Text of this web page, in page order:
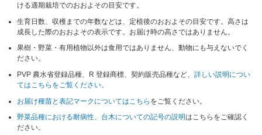
ける適期栽培でのおおよその目安です。
生育日数、収穫までの年数などは、定植後のおおよその目安です。高さは
成長した際のおおよその表示です。お届け時の高さではありません。
果樹・野菜・有用植物以外は食用ではありません、動物にも与えないでく
ださい。
PVP 農水省登録品種、R 登録商標、契約販売品種など、詳しい説明につい
てはこちらをご覧ください。
お届け種苗と表記マークについてはこちら をご覧ください。
野菜品種における耐病性、台木についての記号の説明はこちらをご確認く
ださい。